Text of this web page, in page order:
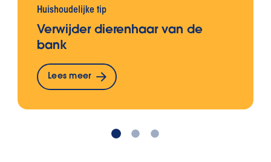
Huishoudelijke tip
Verwijder dierenhaar van de
bank
Lees meer